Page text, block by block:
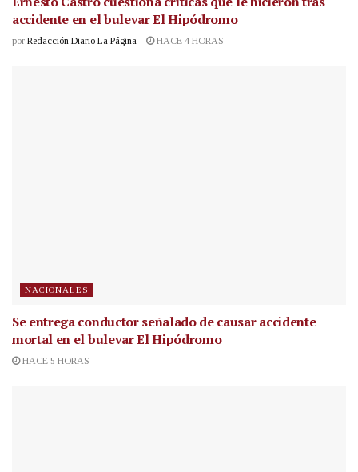
accidente en el bulevar El Hipódromo
por Redacción Diario La Página HACE 4 HORAS
NACIONALES
Se entrega conductor señalado de causar accidente
mortal en el bulevar El Hipódromo
HACE 5 HORAS